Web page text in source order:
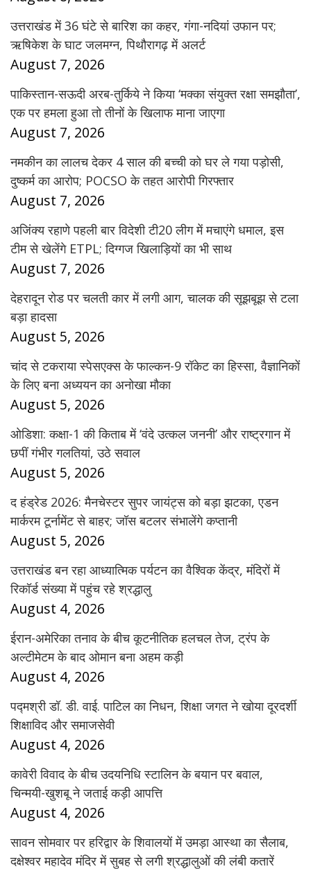
उत्तराखंड में 36 घंटे से बारिश का कहर, गंगा-नदियां उफान पर;
ऋषिकेश के घाट जलमग्न, पिथौरागढ़ में अलर्ट
August 7, 2026
पाकिस्तान-सऊदी अरब-तुर्किये ने किया ‘मक्का संयुक्त रक्षा समझौता’,
एक पर हमला हुआ तो तीनों के खिलाफ माना जाएगा
August 7, 2026
नमकीन का लालच देकर 4 साल की बच्ची को घर ले गया पड़ोसी,
दुष्कर्म का आरोप; POCSO के तहत आरोपी गिरफ्तार
August 7, 2026
अजिंक्य रहाणे पहली बार विदेशी टी20 लीग में मचाएंगे धमाल, इस
टीम से खेलेंगे ETPL; दिग्गज खिलाड़ियों का भी साथ
August 7, 2026
देहरादून रोड पर चलती कार में लगी आग, चालक की सूझबूझ से टला
बड़ा हादसा
August 5, 2026
चांद से टकराया स्पेसएक्स के फाल्कन-9 रॉकेट का हिस्सा, वैज्ञानिकों
के लिए बना अध्ययन का अनोखा मौका
August 5, 2026
ओडिशा: कक्षा-1 की किताब में ‘वंदे उत्कल जननी’ और राष्ट्रगान में
छपीं गंभीर गलतियां, उठे सवाल
August 5, 2026
द हंड्रेड 2026: मैनचेस्टर सुपर जायंट्स को बड़ा झटका, एडन
मार्करम टूर्नामेंट से बाहर; जॉस बटलर संभालेंगे कप्तानी
August 5, 2026
उत्तराखंड बन रहा आध्यात्मिक पर्यटन का वैश्विक केंद्र, मंदिरों में
रिकॉर्ड संख्या में पहुंच रहे श्रद्धालु
August 4, 2026
ईरान-अमेरिका तनाव के बीच कूटनीतिक हलचल तेज, ट्रंप के
अल्टीमेटम के बाद ओमान बना अहम कड़ी
August 4, 2026
पद्मश्री डॉ. डी. वाई. पाटिल का निधन, शिक्षा जगत ने खोया दूरदर्शी
शिक्षाविद और समाजसेवी
August 4, 2026
कावेरी विवाद के बीच उदयनिधि स्टालिन के बयान पर बवाल,
चिन्मयी-खुशबू ने जताई कड़ी आपत्ति
August 4, 2026
सावन सोमवार पर हरिद्वार के शिवालयों में उमड़ा आस्था का सैलाब,
दक्षेश्वर महादेव मंदिर में सुबह से लगी श्रद्धालुओं की लंबी कतारें